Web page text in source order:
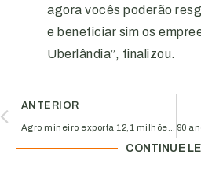
agora vocês poderão
e beneficiar sim os
Uberlândia”, finalizou.
ANTERIOR
CONTINUE